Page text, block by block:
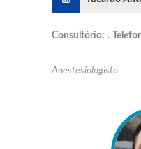
Consultório: .
Anestesiologista